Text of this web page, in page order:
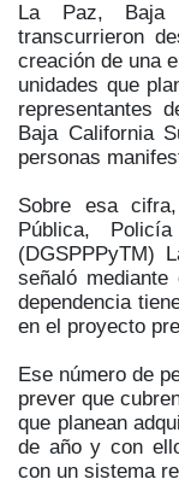
La Paz, Baja
transcurrieron
creación de una
unidades que
representantes
Baja California
personas
Sobre esa
Pública,
(DGSPPPyTM)
señaló
dependencia
en el proyecto
Ese número de
prever que
que planean
de año y con
con un sistema